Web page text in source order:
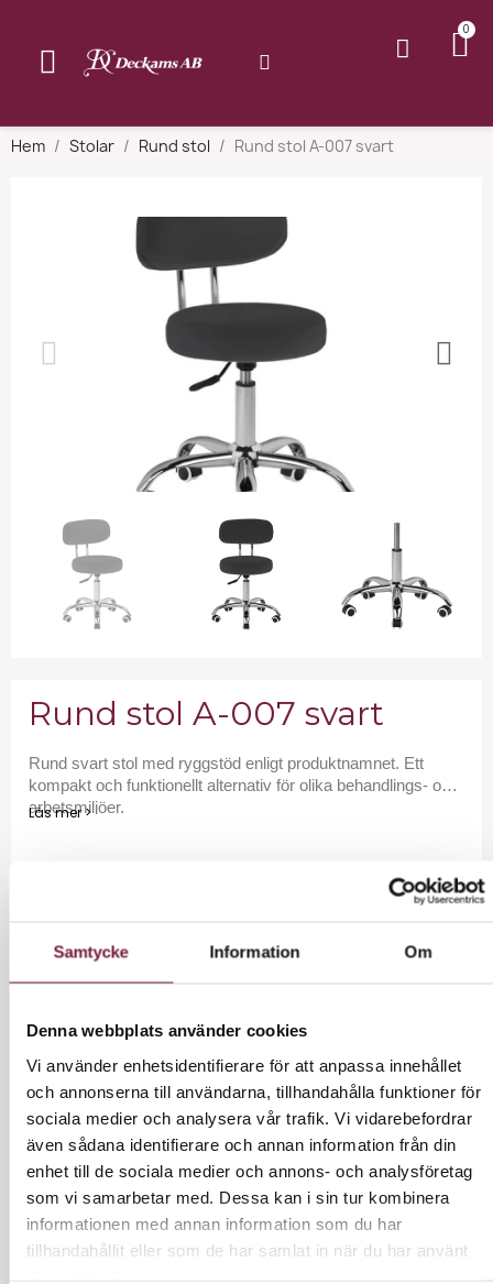
Samtycke Information Om
Denna webbplats använder cookies
Vi använder enhetsidentifierare för att anpassa innehållet
och annonserna till användarna, tillhandahålla funktioner för
sociala medier och analysera vår trafik. Vi vidarebefordrar
även sådana identifierare och annan information från din
enhet till de sociala medier och annons- och analysföretag
som vi samarbetar med. Dessa kan i sin tur kombinera
informationen med annan information som du har
tillhandahållit eller som de har samlat in när du har använt
Hem Stolar Rund stol Rund stol A-007 svart
Rund stol A-007 svart
Rund svart stol med ryggstöd enligt produktnamnet. Ett
kompakt och funktionellt alternativ för olika behandlings- och
arbetsmiljöer.
Läs mer >
956,00 kr
1195 kr inkl moms.
LÄGG I VARUKORG
INFORMATION
Bekväm arbetsstol med ekologiskt läder. Stolen har